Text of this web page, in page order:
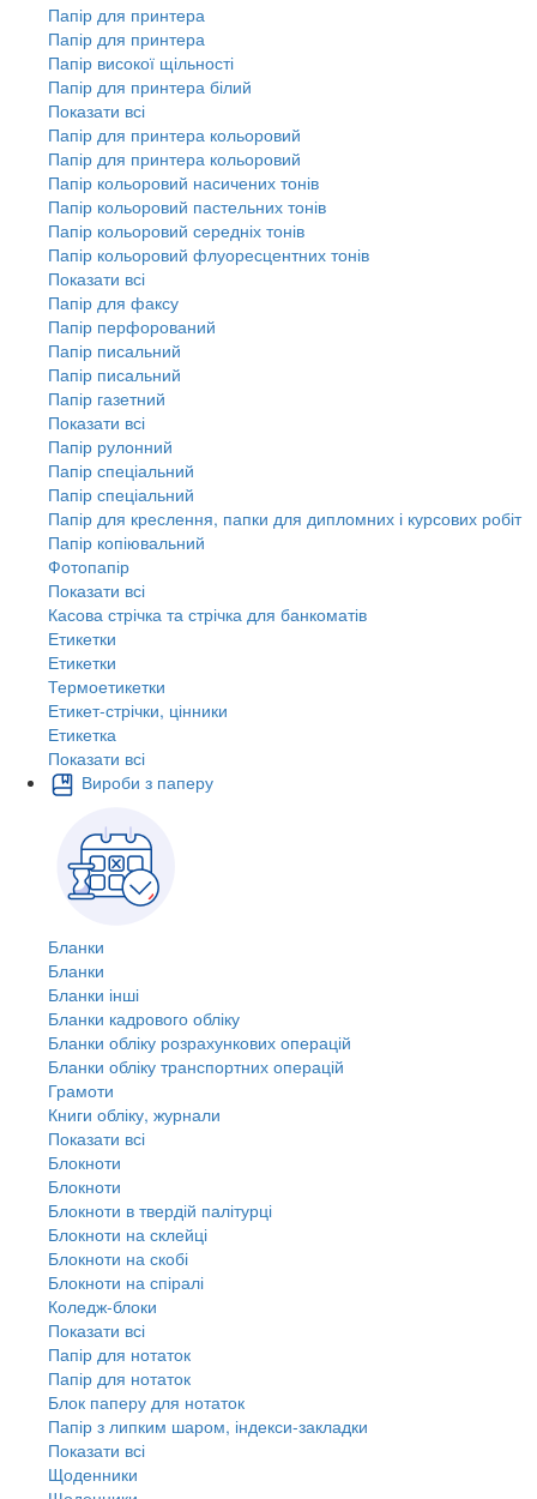
Папір для принтера
Папір для принтера
Папір високої щільності
Папір для принтера білий
Показати всі
Папір для принтера кольоровий
Папір для принтера кольоровий
Папір кольоровий насичених тонів
Папір кольоровий пастельних тонів
Папір кольоровий середніх тонів
Папір кольоровий флуоресцентних тонів
Показати всі
Папір для факсу
Папір перфорований
Папір писальний
Папір писальний
Папір газетний
Показати всі
Папір рулонний
Папір спеціальний
Папір спеціальний
Папір для креслення, папки для дипломних і курсових робіт
Папір копіювальний
Фотопапір
Показати всі
Касова стрічка та стрічка для банкоматів
Етикетки
Етикетки
Термоетикетки
Етикет-стрічки, цінники
Етикетка
Показати всі
Вироби з паперу
Бланки
Бланки
Бланки інші
Бланки кадрового обліку
Бланки обліку розрахункових операцій
Бланки обліку транспортних операцій
Грамоти
Книги обліку, журнали
Показати всі
Блокноти
Блокноти
Блокноти в твердій палітурці
Блокноти на склейці
Блокноти на скобі
Блокноти на спіралі
Коледж-блоки
Показати всі
Папір для нотаток
Папір для нотаток
Блок паперу для нотаток
Папір з липким шаром, індекси-закладки
Показати всі
Щоденники